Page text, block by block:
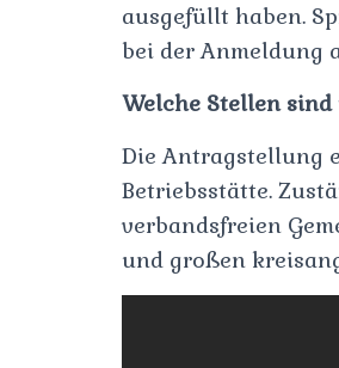
ausgefüllt haben.
bei der Anmeldung
Welche Stellen
Die Antragstellung
Betriebsstätte.
verbandsfreien
und großen